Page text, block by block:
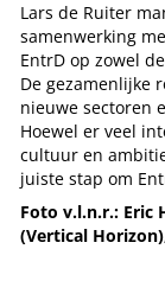
Lars de Ruiter
samenwerking
EntrD op zowel
De gezamenlijke
nieuwe sectoren
Hoewel er veel
cultuur en
juiste stap om
Foto v.l.n.r.: Eric
(Vertical